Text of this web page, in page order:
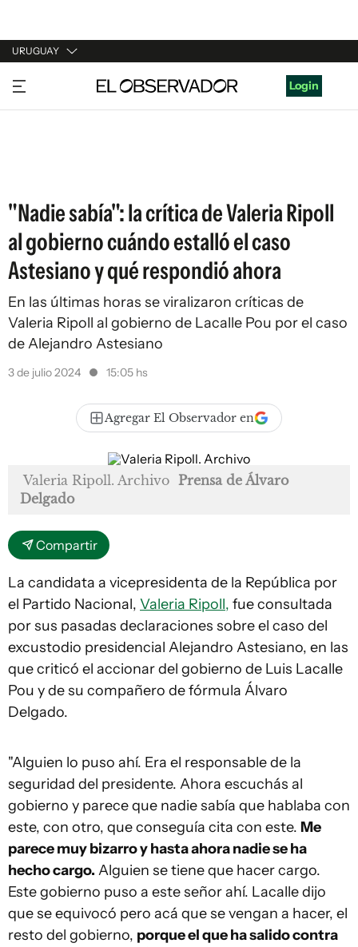
URUGUAY
URUGUAY
ARGENTINA
Login
"Nadie sabía": la crítica de Valeria Ripoll
al gobierno cuándo estalló el caso
Astesiano y qué respondió ahora
En las últimas horas se viralizaron críticas de
Valeria Ripoll al gobierno de Lacalle Pou por el caso
de Alejandro Astesiano
3 de julio 2024 15:05 hs
Agregar El Observador en
Valeria Ripoll. Archivo Prensa de Álvaro
Delgado
Compartir
La candidata a vicepresidenta de la República por
el Partido Nacional, Valeria Ripoll, fue consultada
por sus pasadas declaraciones sobre el caso del
excustodio presidencial Alejandro Astesiano, en las
que criticó el accionar del gobierno de Luis Lacalle
Pou y de su compañero de fórmula Álvaro
Delgado.
"Alguien lo puso ahí. Era el responsable de la
seguridad del presidente. Ahora escuchás al
gobierno y parece que nadie sabía que hablaba con
este, con otro, que conseguía cita con este. Me
parece muy bizarro y hasta ahora nadie se ha
hecho cargo. Alguien se tiene que hacer cargo.
Este gobierno puso a este señor ahí. Lacalle dijo
que se equivocó pero acá que se vengan a hacer, el
resto del gobierno, porque el que ha salido contra